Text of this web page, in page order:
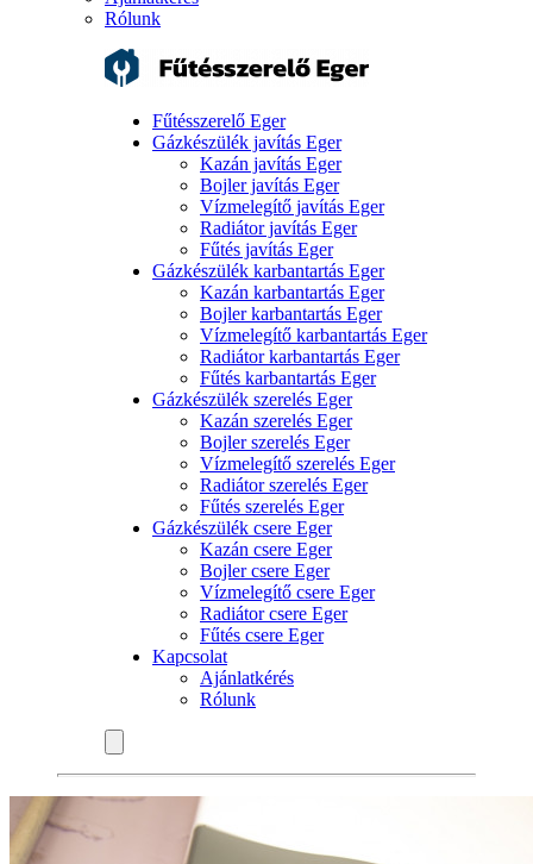
Rólunk
Fűtésszerelő Eger
Gázkészülék javítás Eger
Kazán javítás Eger
Bojler javítás Eger
Vízmelegítő javítás Eger
Radiátor javítás Eger
Fűtés javítás Eger
Gázkészülék karbantartás Eger
Kazán karbantartás Eger
Bojler karbantartás Eger
Vízmelegítő karbantartás Eger
Radiátor karbantartás Eger
Fűtés karbantartás Eger
Gázkészülék szerelés Eger
Kazán szerelés Eger
Bojler szerelés Eger
Vízmelegítő szerelés Eger
Radiátor szerelés Eger
Fűtés szerelés Eger
Gázkészülék csere Eger
Kazán csere Eger
Bojler csere Eger
Vízmelegítő csere Eger
Radiátor csere Eger
Fűtés csere Eger
Kapcsolat
Ajánlatkérés
Rólunk